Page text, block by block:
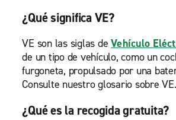
¿Qué significa VE?
VE son las siglas deVehículo
de un tipo de vehículo, como un
furgoneta, propulsado por una
Consulte nuestro glosario sobre VE.
¿Qué es la recogida gratuita?